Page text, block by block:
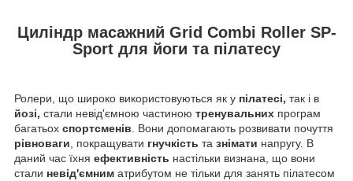
Циліндр масажний Grid Combi Roller SP-
Sport для йоги та пілатесу
Ролери, що широко використовуються як у пілатесі, так і в
йозі, стали невід'ємною частиною тренувальних програм
багатьох спортсменів . Вони допомагають розвивати почуття
рівноваги , покращувати гнучкість та знімати напругу. В
даний час їхня ефективність настільки визнана, що вони
стали невід'ємним атрибутом не тільки для занять пілатесом